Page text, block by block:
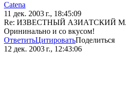
Catena
11 дек. 2003 г., 18:45:09
Re: ИЗВЕСТНЫЙ АЗИАТСКИЙ
Орининально и со вкусом!
ОтветитьЦитироватьПоделиться
12 дек. 2003 г., 12:43:06